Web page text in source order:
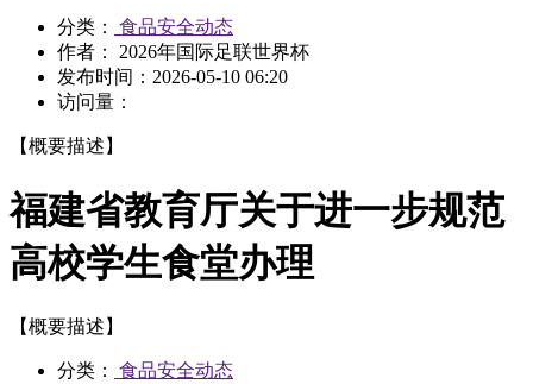
分类：
食品安全动态
作者： 2026年国际足联世界杯
发布时间： 2026-05-10 06:20
访问量：
【概要描述】
福建省教育厅关于进一步规范
高校学生食堂办理
【概要描述】
分类：
食品安全动态